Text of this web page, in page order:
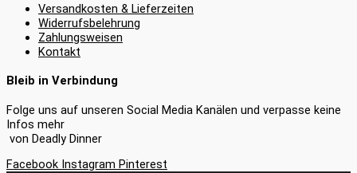
Versandkosten & Lieferzeiten
Widerrufsbelehrung
Zahlungsweisen
Kontakt
Bleib in Verbindung
Folge uns auf unseren Social Media Kanälen und verpasse keine
Infos mehr
von Deadly Dinner
Facebook Instagram Pinterest